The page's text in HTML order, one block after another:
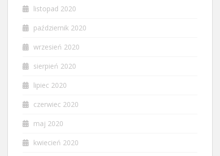
listopad 2020
październik 2020
wrzesień 2020
sierpień 2020
lipiec 2020
czerwiec 2020
maj 2020
kwiecień 2020